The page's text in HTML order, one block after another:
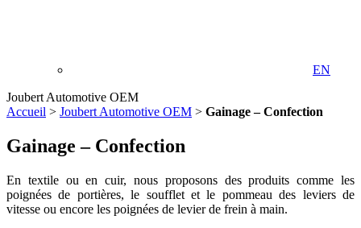
EN
Joubert Automotive OEM
Accueil > Joubert Automotive OEM > Gainage – Confection
Gainage – Confection
En textile ou en cuir, nous proposons des produits comme les
poignées de portières, le soufflet et le pommeau des leviers de
vitesse ou encore les poignées de levier de frein à main.